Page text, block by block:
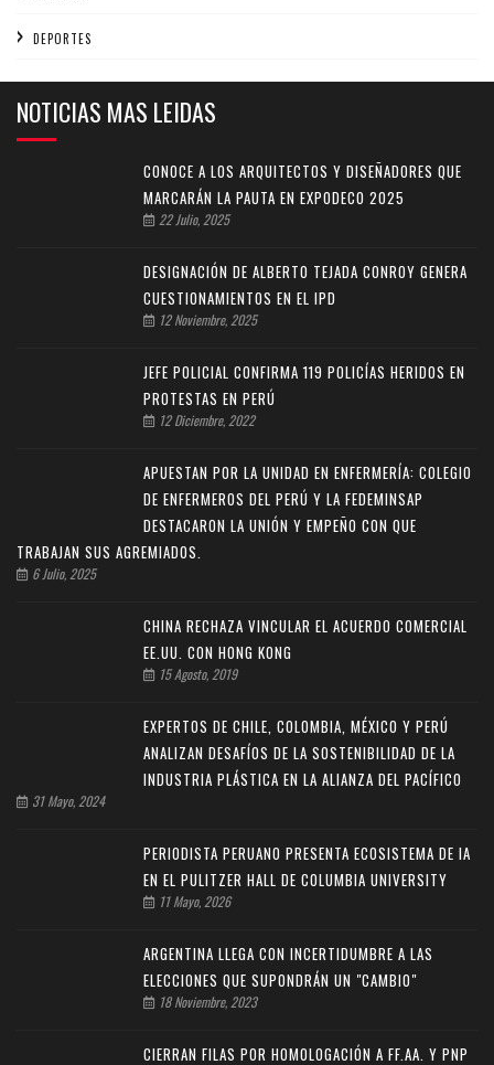
DEPORTES
NOTICIAS MAS LEIDAS
CONOCE A LOS ARQUITECTOS Y DISEÑADORES QUE
MARCARÁN LA PAUTA EN EXPODECO 2025
22 Julio, 2025
DESIGNACIÓN DE ALBERTO TEJADA CONROY GENERA
CUESTIONAMIENTOS EN EL IPD
12 Noviembre, 2025
JEFE POLICIAL CONFIRMA 119 POLICÍAS HERIDOS EN
PROTESTAS EN PERÚ
12 Diciembre, 2022
APUESTAN POR LA UNIDAD EN ENFERMERÍA: COLEGIO
DE ENFERMEROS DEL PERÚ Y LA FEDEMINSAP
DESTACARON LA UNIÓN Y EMPEÑO CON QUE
TRABAJAN SUS AGREMIADOS.
6 Julio, 2025
CHINA RECHAZA VINCULAR EL ACUERDO COMERCIAL
EE.UU. CON HONG KONG
15 Agosto, 2019
EXPERTOS DE CHILE, COLOMBIA, MÉXICO Y PERÚ
ANALIZAN DESAFÍOS DE LA SOSTENIBILIDAD DE LA
INDUSTRIA PLÁSTICA EN LA ALIANZA DEL PACÍFICO
31 Mayo, 2024
PERIODISTA PERUANO PRESENTA ECOSISTEMA DE IA
EN EL PULITZER HALL DE COLUMBIA UNIVERSITY
11 Mayo, 2026
ARGENTINA LLEGA CON INCERTIDUMBRE A LAS
ELECCIONES QUE SUPONDRÁN UN "CAMBIO"
18 Noviembre, 2023
CIERRAN FILAS POR HOMOLOGACIÓN A FF.AA. Y PNP